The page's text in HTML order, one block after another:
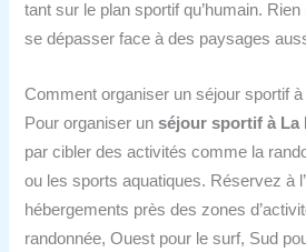
tant sur le plan sportif qu’humain.
se dépasser face à des paysages
Comment organiser un séjour sportif
Pour organiser unséjour sportif à La
par cibler des activités comme la
ou les sports aquatiques. Réservez à
hébergements près des zones
randonnée, Ouest pour le surf, Sud